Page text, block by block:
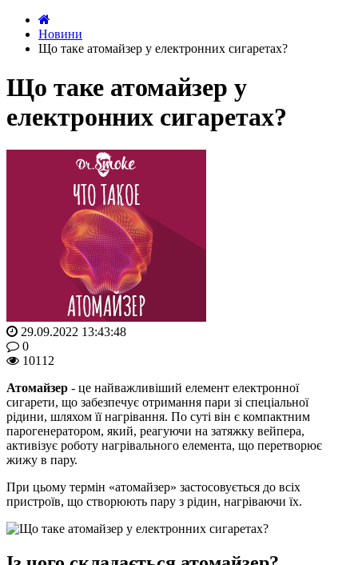
Новини
Що таке атомайзер у електронних сигаретах?
Що таке атомайзер у
електронних сигаретах?
29.09.2022 13:43:48
0
10112
Атомайзер - це найважливіший елемент електронної
сигарети, що забезпечує отримання пари зі спеціальної
рідини, шляхом її нагрівання. По суті він є компактним
парогенератором, який, реагуючи на затяжку вейпера,
активізує роботу нагрівального елемента, що перетворює
жижу в пару.
При цьому термін «атомайзер» застосовується до всіх
пристроїв, що створюють пару з рідин, нагріваючи їх.